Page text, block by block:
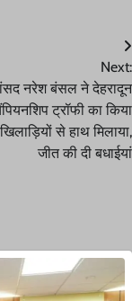
Next:
नरेश बंसल ने देहरादून
ट्रॉफी का किया
से हाथ मिलाया,
जीत की दी बधाईयां